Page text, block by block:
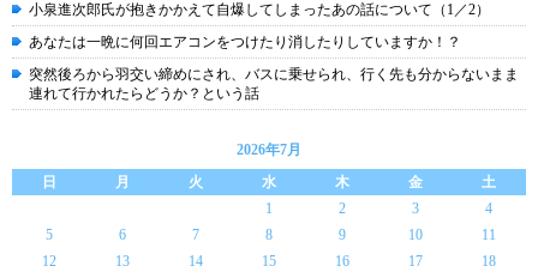
小泉進次郎氏が抱きかかえて自爆してしまったあの話について（1／2）
あなたは一晩に何回エアコンをつけたり消したりしていますか！？
突然後ろから羽交い締めにされ、バスに乗せられ、行く先も分からないまま
連れて行かれたらどうか？という話
2026年7月
日
月 火 水 木 金
土
1
2 3
4
5
6 7 8 9 10
11
12
13 14 15 16 17
18